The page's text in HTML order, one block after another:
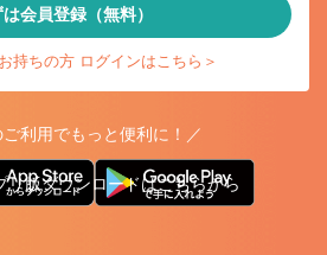
は会員登録（無料）
持ちの方 ログインはこちら＞
利用でもっと便利に！／
リ版ダウンロードはこちらから